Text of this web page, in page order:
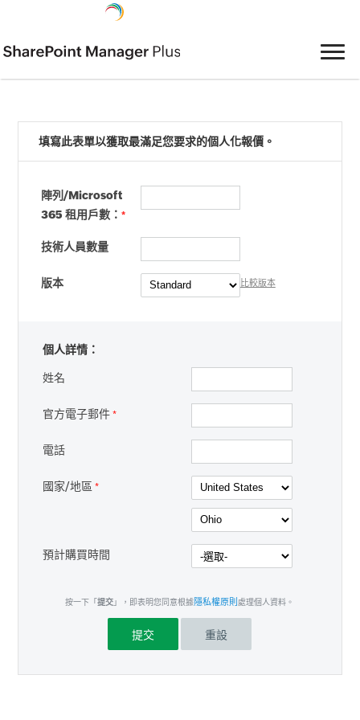
填寫此表單以獲取最滿足您要求的個人化報價。
陣列/Microsoft
365 租用戶數： *
技術人員數量
版本 比較版本
個人詳情：
姓名
官方電子郵件 *
電話
國家/地區 *
預計購買時間
按一下「提交」，即表明您同意根據隱私權原則 處理個人資料。